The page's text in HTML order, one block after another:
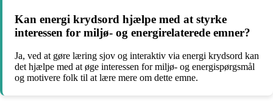
Kan energi krydsord hjælpe med at styrke
interessen for miljø- og energirelaterede emner?
Ja, ved at gøre læring sjov og interaktiv via energi krydsord kan
det hjælpe med at øge interessen for miljø- og energispørgsmål
og motivere folk til at lære mere om dette emne.